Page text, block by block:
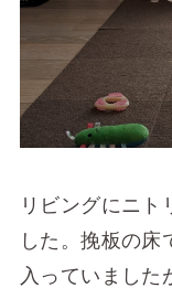
リビングにニト
した。挽板の床
入っていました